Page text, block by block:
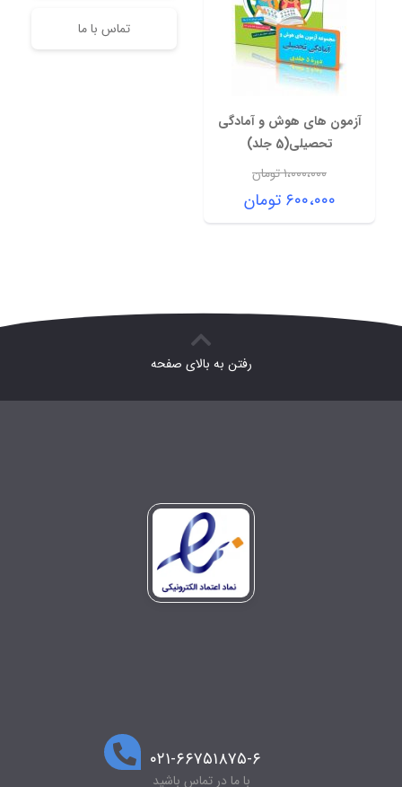
تماس با ما
آزمون های هوش و آمادگی
تحصیلی(5 جلد)
۱،۰۰۰،۰۰۰تومان
قیمت
اصلی:
۶۰۰،۰۰۰ تومان
قیمت
رفتن به بالای صفحه
۰۲۱-۶۶۷۵۱۸۷۵-۶
با ما در تماس باشید